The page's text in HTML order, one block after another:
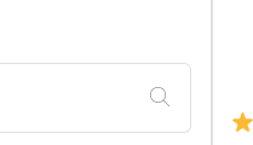
(12)
FILTRAR